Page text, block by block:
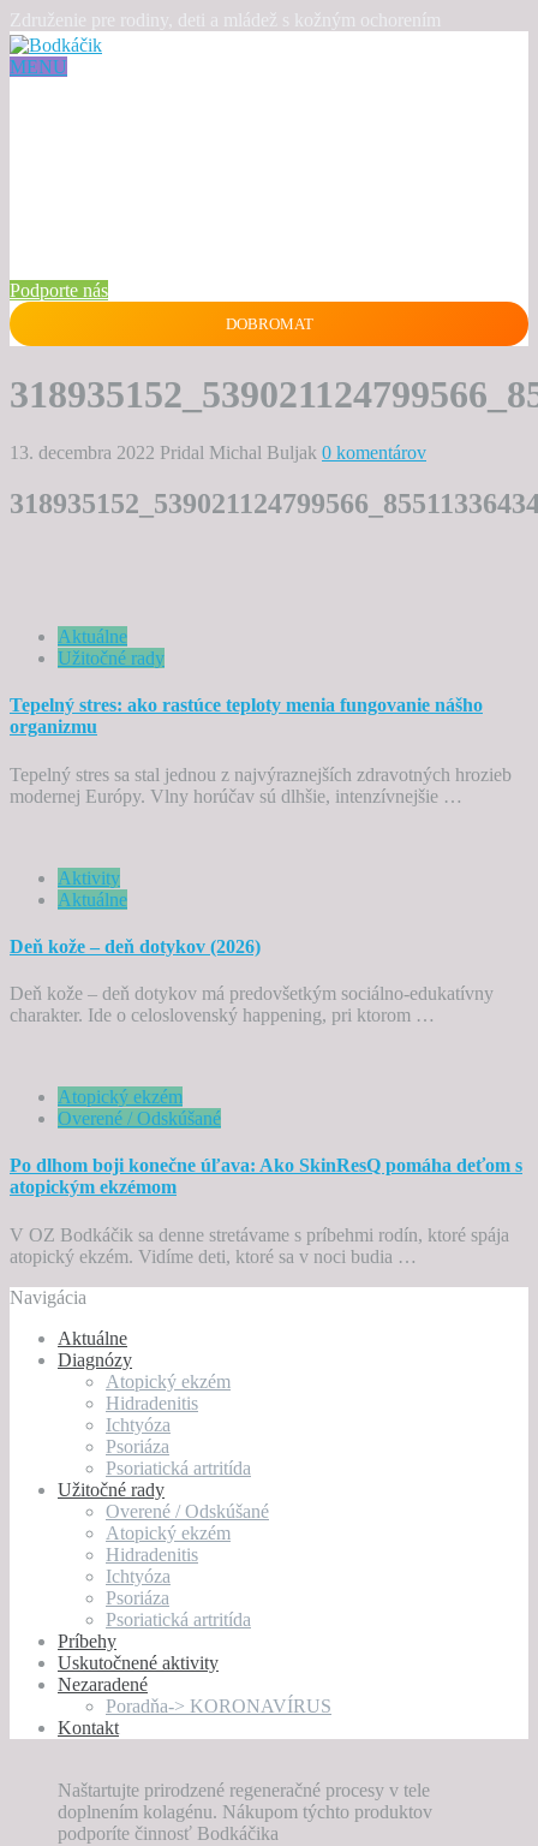
Združenie pre rodiny, deti a mládež s kožným ochorením
MENU
Podporte nás
DOBROMAT
13. decembra 2022 Pridal Michal Buljak 0 komentárov
Aktuálne
Užitočné rady
Tepelný stres: ako rastúce teploty menia fungovanie nášho
organizmu
Tepelný stres sa stal jednou z najvýraznejších zdravotných hrozieb
modernej Európy. Vlny horúčav sú dlhšie, intenzívnejšie …
Aktivity
Aktuálne
Deň kože – deň dotykov (2026)
Deň kože – deň dotykov má predovšetkým sociálno-edukatívny
charakter. Ide o celoslovenský happening, pri ktorom …
Atopický ekzém
Overené / Odskúšané
Po dlhom boji konečne úľava: Ako SkinResQ pomáha deťom s
atopickým ekzémom
V OZ Bodkáčik sa denne stretávame s príbehmi rodín, ktoré spája
atopický ekzém. Vidíme deti, ktoré sa v noci budia …
Navigácia
Aktuálne
Diagnózy
Atopický ekzém
Hidradenitis
Ichtyóza
Psoriáza
Psoriatická artritída
Užitočné rady
Overené / Odskúšané
Atopický ekzém
Hidradenitis
Ichtyóza
Psoriáza
Psoriatická artritída
Príbehy
Uskutočnené aktivity
Nezaradené
Poradňa-> KORONAVÍRUS
Kontakt
Naštartujte prirodzené regeneračné procesy v tele
doplnením kolagénu. Nákupom týchto produktov
podporíte činnosť Bodkáčika